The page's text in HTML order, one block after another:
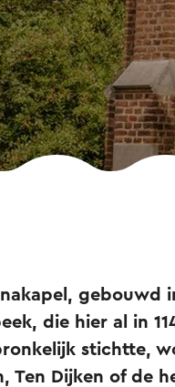
gebouwd
die hier al in
stichtte,
Ten Dijken of de